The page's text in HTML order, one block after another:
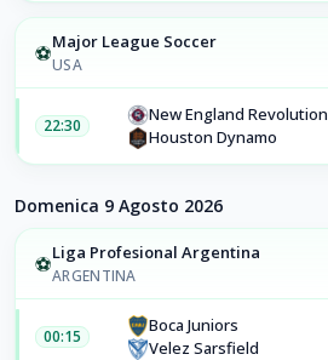
⚽Major League Soccer
USA
22:30
New England Revolution
Houston Dynamo
Domenica 9 Agosto 2026
⚽Liga Profesional Argentina
ARGENTINA
00:15
Boca Juniors
Velez Sarsfield